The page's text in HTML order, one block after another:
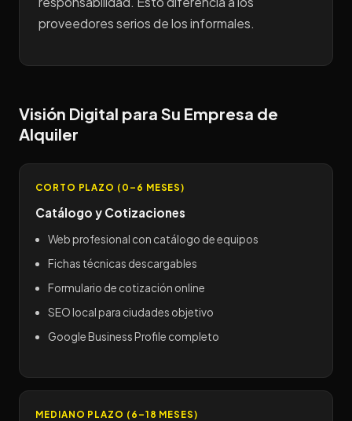
proveedores serios de los informales.
Visión Digital para Su Empresa de
Alquiler
CORTO PLAZO (0–6 MESES)
Catálogo y Cotizaciones
Web profesional con catálogo de equipos
Fichas técnicas descargables
Formulario de cotización online
SEO local para ciudades objetivo
Google Business Profile completo
MEDIANO PLAZO (6–18 MESES)